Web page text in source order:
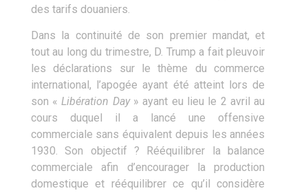
des tarifs douaniers.
Dans la continuité de son premier mandat, et
tout au long du trimestre, D. Trump a fait pleuvoir
les déclarations sur le thème du commerce
international, l’apogée ayant été atteint lors de
son «Libération Day» ayant eu lieu le 2 avril au
cours duquel il a lancé une offensive
commerciale sans équivalent depuis les années
1930. Son objectif ? Rééquilibrer la balance
commerciale afin d’encourager la production
domestique et rééquilibrer ce qu’il considère